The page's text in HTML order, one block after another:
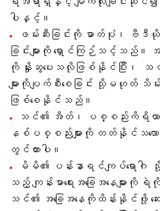
ပါနှင့်။
ဖမ်းဆီးခြင်းကို ဓာတ်ပုံ၊
ခြင်းမ ကို ရှောင်ကြဉ်သင့်သည်။ အဘယ်
ကို နှိုးဆွပေးသလိုဖြစ်နိုင်ပြီး၊
များကိုပျက်စီးစေခြင်း သို့မဟုတ်
ဖြစ်စေနိုင်သည်။
သင်၏ အိတ်၊ ပစ္စည်းကိရိယ
နစ်ပစ္စည်းများကို တတ်နိုင်သလေ
တွင်ထားပါ။
မိမိ၏ ပန်းနာရင်ကျပ်ရောဂါ
သည့် ကျန်းမာရေးအခြေအနေများကို ရဲ
သင်၏ အခြေအနေကိုထိန်းနိုင်ဖို့ ဆေ